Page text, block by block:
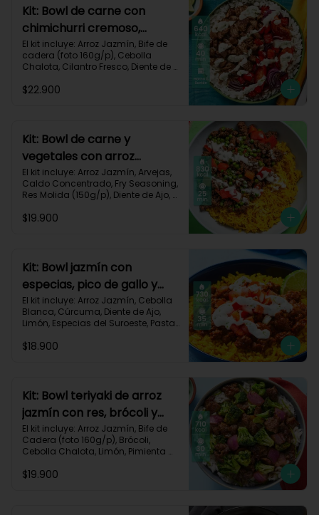
Grasas 25g | Proteínas 41g
Kit: Bowl de carne con
chimichurri cremoso,
pimentón y tomate-115
El kit incluye: Arroz Jazmín, Bife de
cadera (foto 160g/p), Cebolla
Chalota, Cilantro Fresco, Diente de
Suroeste, Pimentón Rojo, Sour
Proteínas 44g
$22.900
Kit: Bowl de carne y
vegetales con arroz
dorado-94
El kit incluye: Arroz Jazmín, Arvejas,
Caldo Concentrado, Fry Seasoning,
Res Molida (150g/p), Diente de Ajo,
Rojo, Receta Impresa.
$19.900
Kit: Bowl jazmín con
especias, pico de gallo y
crema de limón-82
El kit incluye: Arroz Jazmín, Cebolla
Blanca, Cúrcuma, Diente de Ajo,
Limón, Especias del Suroeste, Pasta
Sour Cream, Tomate, Receta
Grasas 32g | Proteínas 28g
$18.900
Kit: Bowl teriyaki de arroz
jazmín con res, brócoli y
cebolla-114
El kit incluye: Arroz Jazmín, Bife de
Cadera (foto 160g/p), Brócoli,
Cebolla Chalota, Limón, Pimienta
Impresa.
$19.900